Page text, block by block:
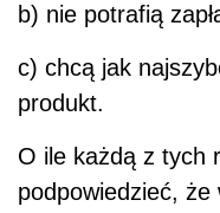
b) nie potrafią
c) chcą jak
produkt.
O ile każdą z tych
podpowiedzieć,